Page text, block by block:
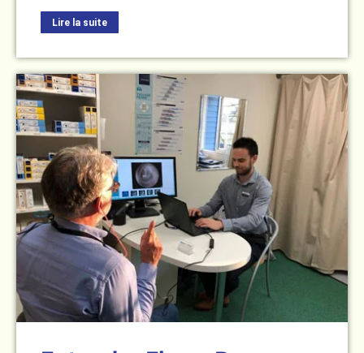
Lire la suite